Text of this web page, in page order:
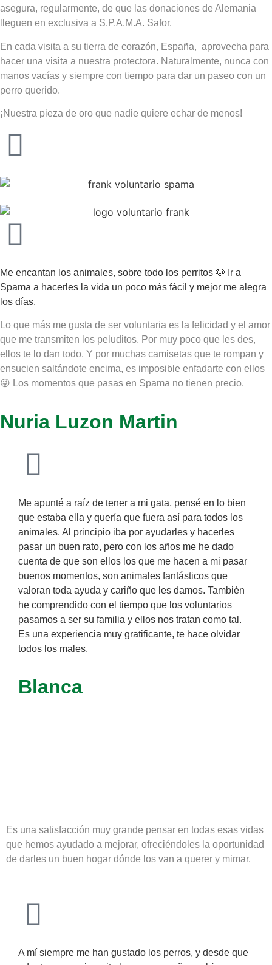
asegura, regularmente, de que las donaciones de Alemania
lleguen en exclusiva a S.P.A.M.A. Safor.
En cada visita a su tierra de corazón, España, aprovecha para
hacer una visita a nuestra protectora. Naturalmente, nunca con
manos vacías y siempre con tiempo para dar un paseo con un
perro querido.
¡Nuestra pieza de oro que nadie quiere echar de menos!
Me encantan los animales, sobre todo los perritos 🐶 Ir a
Spama a hacerles la vida un poco más fácil y mejor me alegra
los días.
Lo que más me gusta de ser voluntaria es la felicidad y el amor
que me transmiten los peluditos. Por muy poco que les des,
ellos te lo dan todo. Y por muchas camisetas que te rompan y
ensucien saltándote encima, es imposible enfadarte con ellos
😜 Los momentos que pasas en Spama no tienen precio.
Nuria Luzon Martin
Me apunté a raíz de tener a mi gata, pensé en lo bien
que estaba ella y quería que fuera así para todos los
animales. Al principio iba por ayudarles y hacerles
pasar un buen rato, pero con los años me he dado
cuenta de que son ellos los que me hacen a mi pasar
buenos momentos, son animales fantásticos que
valoran toda ayuda y cariño que les damos. También
he comprendido con el tiempo que los voluntarios
pasamos a ser su familia y ellos nos tratan como tal.
Es una experiencia muy gratificante, te hace olvidar
todos los males.
Blanca
Es una satisfacción muy grande pensar en todas esas vidas
que hemos ayudado a mejorar, ofreciéndoles la oportunidad
de darles un buen hogar dónde los van a querer y mimar.
A mí siempre me han gustado los perros, y desde que